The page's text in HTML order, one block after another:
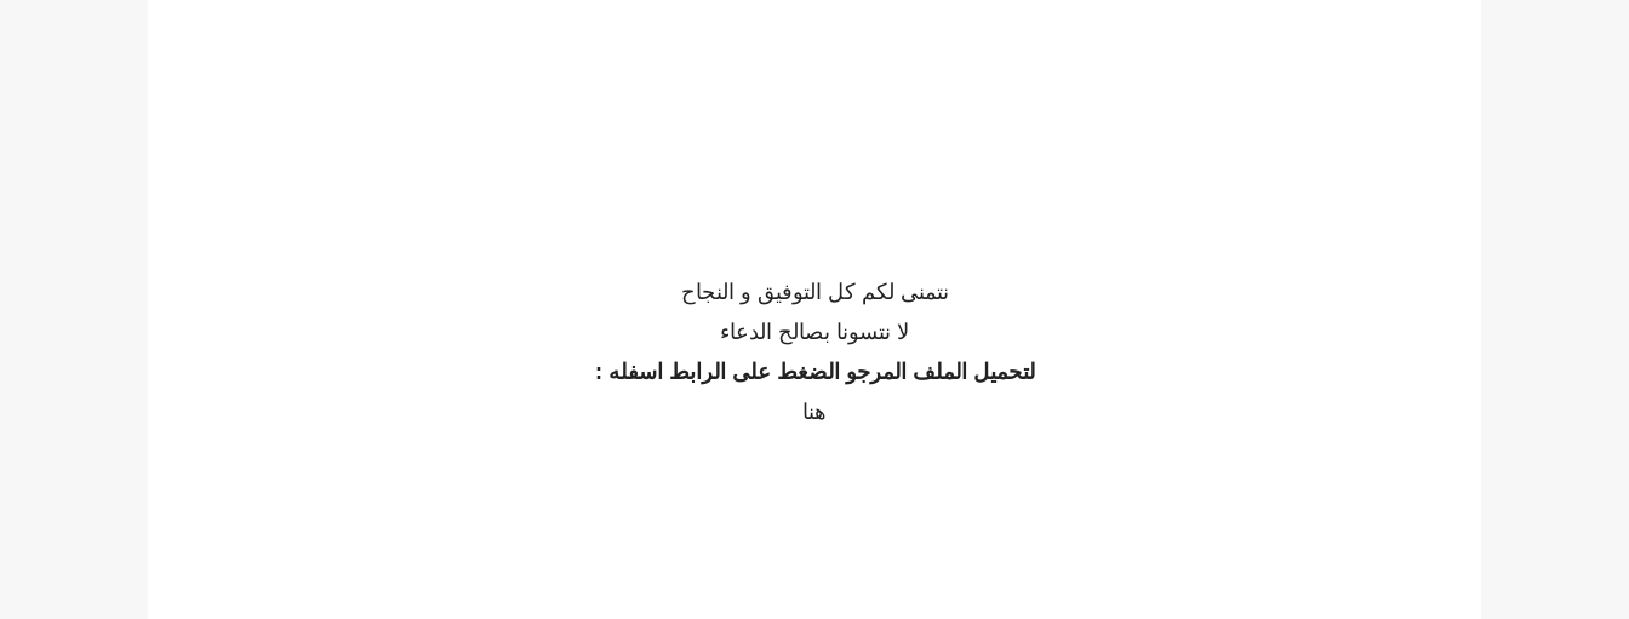
نتمنى لكم كل التوفيق و النجاح
لا نتسونا بصالح الدعاء
لتحميل الملف المرجو الضغط على الرابط اسفله :
هنا